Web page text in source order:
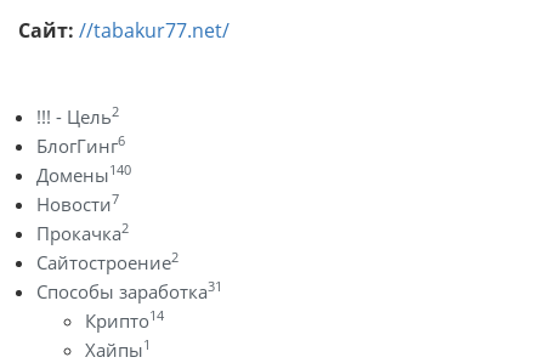
Сайт: //tabakur77.net/
!!! - Цель2
БлогГинг6
Домены140
Новости7
Прокачка2
Сайтостроение2
Способы заработка31
Крипто14
Хайпы1